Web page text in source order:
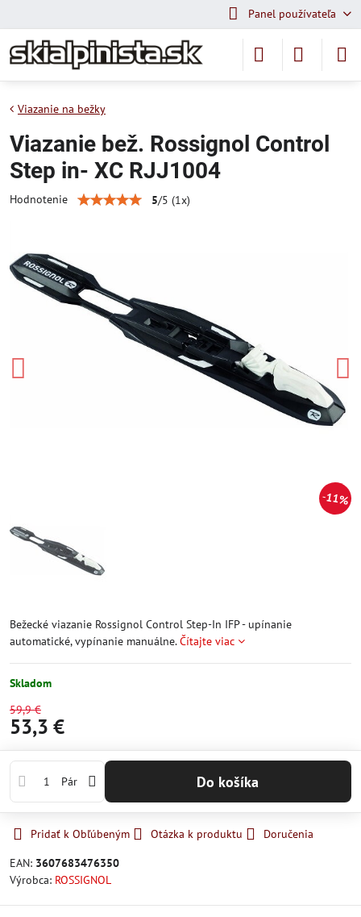
Panel používateľa
11%
Viazanie na bežky
Viazanie bež. Rossignol Control
Step in- XC RJJ1004
Hodnotenie 5/5 (1x)
Bežecké viazanie Rossignol Control Step-In IFP - upínanie
automatické, vypínanie manuálne.Čítajte viac
Skladom
59,9 €
53,3 €
Pár Do košíka
Pridať k Obľúbeným Otázka k produktu
Doručenia
EAN: 3607683476350
Výrobca: ROSSIGNOL